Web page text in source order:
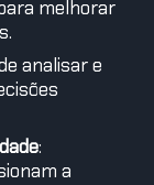
melhorar
analisar e
:
a